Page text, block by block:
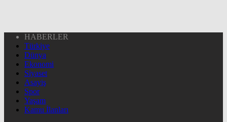
HABERLER
Türkiye
Dünya
Ekonomi
Siyaset
Asayiş
Spor
Yaşam
Kamu İlanları